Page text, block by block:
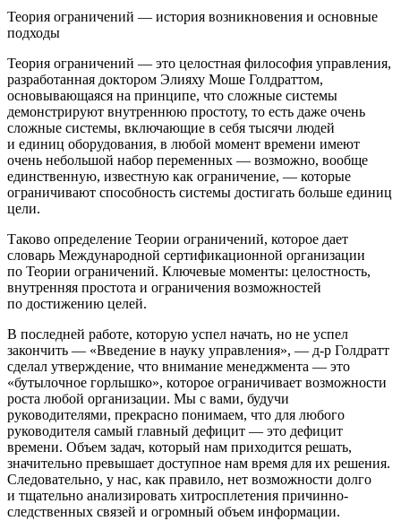
Теория ограничений — история возникновения и основные
подходы
Теория ограничений — это целостная философия управления,
разработанная доктором Элияху Моше Голдраттом,
основывающаяся на принципе, что сложные системы
демонстрируют внутреннюю простоту, то есть даже очень
сложные системы, включающие в себя тысячи людей
и единиц оборудования, в любой момент времени имеют
очень небольшой набор переменных — возможно, вообще
единственную, известную как ограничение, — которые
ограничивают способность системы достигать больше единиц
цели.
Таково определение Теории ограничений, которое дает
словарь Международной сертификационной организации
по Теории ограничений. Ключевые моменты: целостность,
внутренняя простота и ограничения возможностей
по достижению целей.
В последней работе, которую успел начать, но не успел
закончить — «Введение в науку управления», — д-р Голдратт
сделал утверждение, что внимание менеджмента — это
«бутылочное горлышко», которое ограничивает возможности
роста любой организации. Мы с вами, будучи
руководителями, прекрасно понимаем, что для любого
руководителя самый главный дефицит — это дефицит
времени. Объем задач, который нам приходится решать,
значительно превышает доступное нам время для их решения.
Следовательно, у нас, как правило, нет возможности долго
и тщательно анализировать хитросплетения причинно-
следственных связей и огромный объем информации.